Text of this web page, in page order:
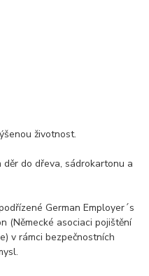
životnost.
do dřeva, sádrokartonu a
German Employer´s
(Německé asociaci pojištění
v rámci bezpečnostních